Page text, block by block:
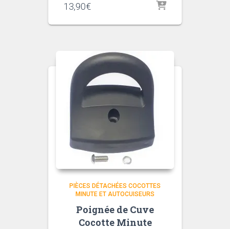
13,90€
PIÈCES DÉTACHÉES COCOTTES
MINUTE ET AUTOCUISEURS
Poignée de Cuve
Cocotte Minute